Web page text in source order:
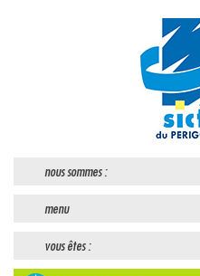
nous sommes :
menu
vous êtes :